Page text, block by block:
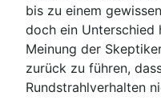
bis zu einem
doch ein Unterschied
Meinung der
zurück zu führen,
Rundstrahlverhalten